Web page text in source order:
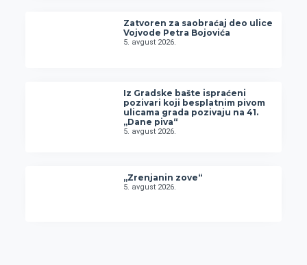
Zatvoren za saobraćaj deo ulice
Vojvode Petra Bojovića
5. avgust 2026.
Iz Gradske bašte ispraćeni
pozivari koji besplatnim pivom
ulicama grada pozivaju na 41.
„Dane piva“
5. avgust 2026.
„Zrenjanin zove“
5. avgust 2026.